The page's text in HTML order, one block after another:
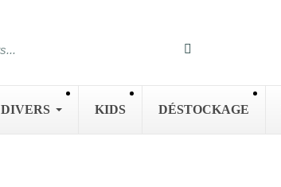
DIVERS KIDS DÉSTOCKAGE